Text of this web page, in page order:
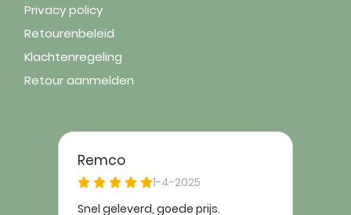
Privacy policy
Retourenbeleid
Klachtenregeling
Retour aanmelden